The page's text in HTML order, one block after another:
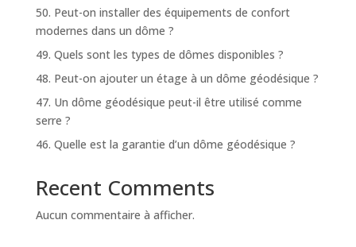
50. Peut-on installer des équipements de confort
modernes dans un dôme ?
49. Quels sont les types de dômes disponibles ?
48. Peut-on ajouter un étage à un dôme géodésique ?
47. Un dôme géodésique peut-il être utilisé comme
serre ?
46. Quelle est la garantie d’un dôme géodésique ?
Recent Comments
Aucun commentaire à afficher.